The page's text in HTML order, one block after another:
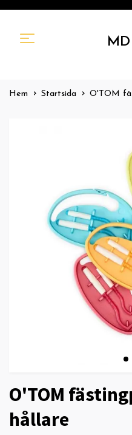
Hem Startsida O'TOM
O'TOM
hållare